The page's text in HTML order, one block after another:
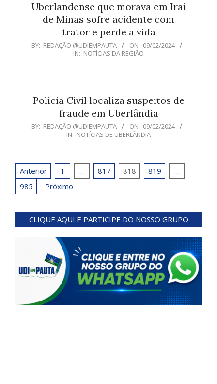
Uberlandense que morava em Iraí
de Minas sofre acidente com
trator e perde a vida
2024-
BY: REDAÇÃO @UDIEMPAUTA ON: 09/02/2024
IN: NOTÍCIAS DA REGIÃO
Polícia Civil localiza suspeitos de
fraude em Uberlândia
2024-
BY: REDAÇÃO @UDIEMPAUTA ON: 09/02/2024
IN: NOTÍCIAS DE UBERLÂNDIA
Paginação
de
Anterior 1 … 817 818 819
…
985
Próximo
CLIQUE AQUI E PARTICIPE DO NOSSO GRUPO